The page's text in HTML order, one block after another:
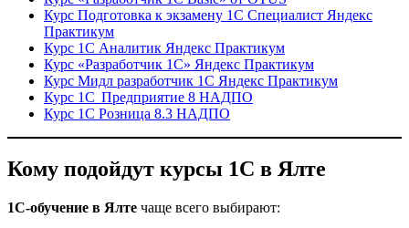
Курс Подготовка к экзамену 1С Специалист Яндекс
Практикум
Курс 1С Аналитик Яндекс Практикум
Курс «Разработчик 1С» Яндекс Практикум
Курс Мидл разработчик 1С Яндекс Практикум
Курс 1С Предприятие 8 НАДПО
Курс 1С Розница 8.3 НАДПО
Кому подойдут курсы 1С в Ялте
1С-обучение в Ялте чаще всего выбирают: